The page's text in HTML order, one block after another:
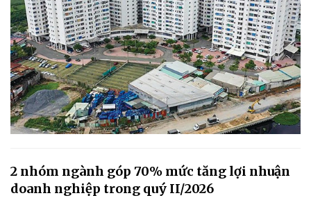
2 nhóm ngành góp 70% mức tăng lợi nhuận
doanh nghiệp trong quý II/2026